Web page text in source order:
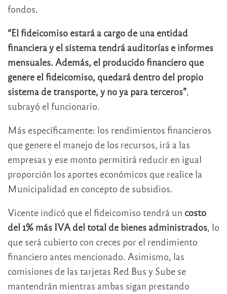
fondos.
“El fideicomiso estará a cargo de una entidad
financiera y el sistema tendrá auditorías e informes
mensuales. Además, el producido financiero que
genere el fideicomiso, quedará dentro del propio
sistema de transporte, y no ya para terceros”,
subrayó el funcionario.
Más específicamente: los rendimientos financieros
que genere el manejo de los recursos, irá a las
empresas y ese monto permitirá reducir en igual
proporción los aportes económicos que realice la
Municipalidad en concepto de subsidios.
Vicente indicó que el fideicomiso tendrá un costo
del 1% más IVA del total de bienes administrados, lo
que será cubierto con creces por el rendimiento
financiero antes mencionado. Asimismo, las
comisiones de las tarjetas Red Bus y Sube se
mantendrán mientras ambas sigan prestando